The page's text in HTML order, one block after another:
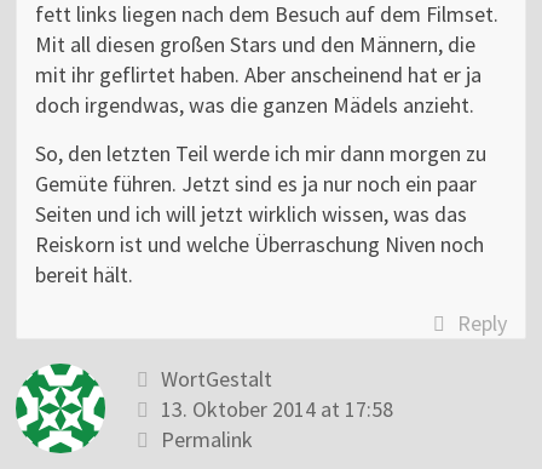
fett links liegen nach dem Besuch auf dem Filmset.
Mit all diesen großen Stars und den Männern, die
mit ihr geflirtet haben. Aber anscheinend hat er ja
doch irgendwas, was die ganzen Mädels anzieht.
So, den letzten Teil werde ich mir dann morgen zu
Gemüte führen. Jetzt sind es ja nur noch ein paar
Seiten und ich will jetzt wirklich wissen, was das
Reiskorn ist und welche Überraschung Niven noch
bereit hält.
Reply
WortGestalt
13. Oktober 2014 at 17:58
Permalink